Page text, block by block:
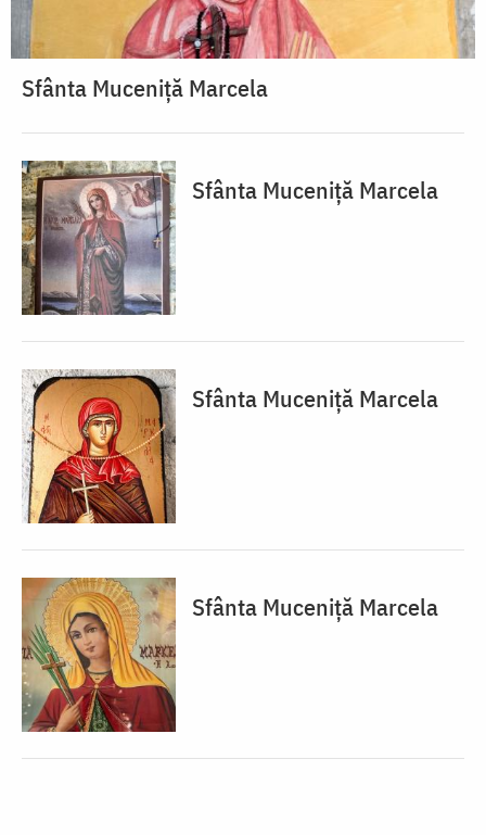
Sfânta Muceniță Marcela
Sfânta Muceniță Marcela
Sfânta Muceniță Marcela
Sfânta Muceniță Marcela